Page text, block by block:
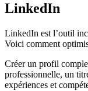
LinkedIn
LinkedIn est l’outil
Voici comment
Créer un profil
professionnelle, un
expériences et